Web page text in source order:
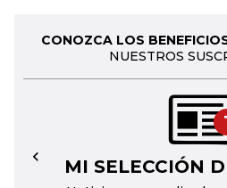
CONOZCA LOS
NUESTROS
MI SELECCIÓN
←